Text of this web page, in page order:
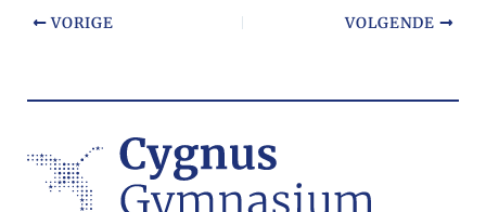
VORIGE VOLGENDE